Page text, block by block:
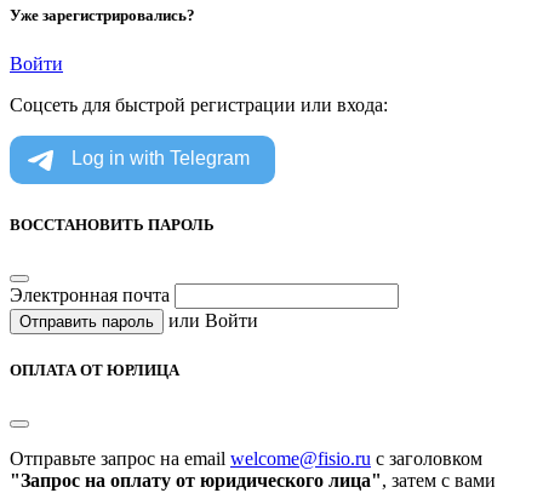
Уже зарегистрировались?
Войти
Соцсеть для быстрой регистрации или входа:
ВОССТАНОВИТЬ ПАРОЛЬ
Электронная почта
Отправить пароль или Войти
ОПЛАТА ОТ ЮРЛИЦА
Отправьте запрос на email welcome@fisio.ru c заголовком
"Запрос на оплату от юридического лица", затем с вами